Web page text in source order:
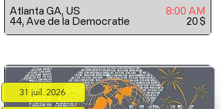
8:00 AM
Atlanta GA, US
44, Ave de la Democratie
$
20
31 juil. 2026